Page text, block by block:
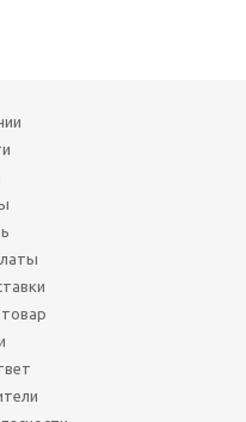
товар